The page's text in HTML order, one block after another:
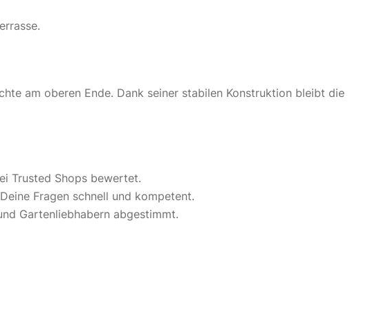
am oberen Ende. Dank seiner stabilen Konstruktion bleibt die
Trusted Shops bewertet.
Fragen schnell und kompetent.
Gartenliebhabern abgestimmt.